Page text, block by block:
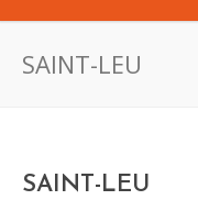
SAINT-LEU
SAINT-LEU